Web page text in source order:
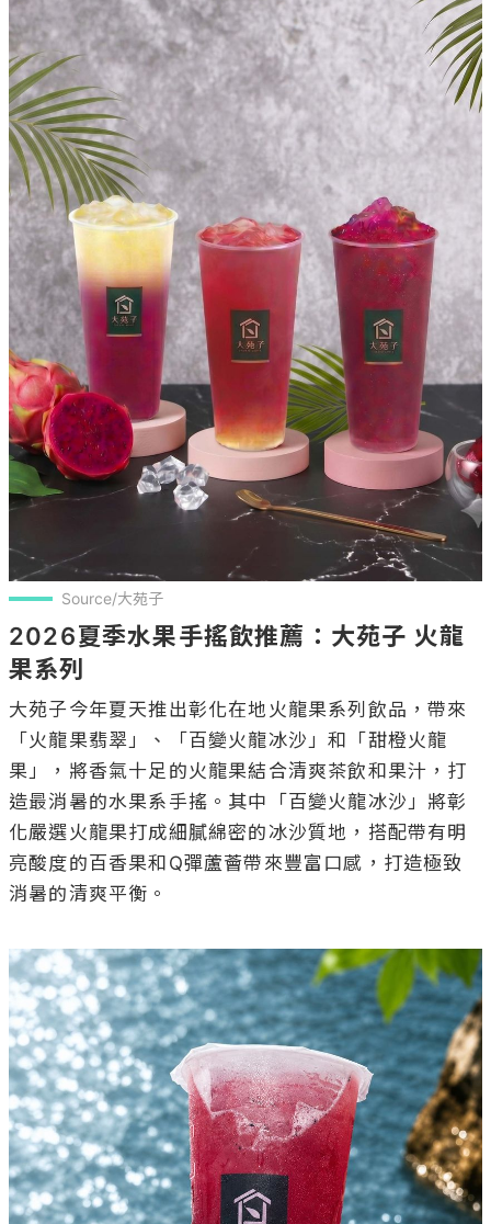
Source/大苑子
2026夏季水果手搖飲推薦：大苑子 火龍
果系列
大苑子今年夏天推出彰化在地火龍果系列飲品，帶來
「火龍果翡翠」、「百變火龍冰沙」和「甜橙火龍
果」，將香氣十足的火龍果結合清爽茶飲和果汁，打
造最消暑的水果系手搖。其中「百變火龍冰沙」將彰
化嚴選火龍果打成細膩綿密的冰沙質地，搭配帶有明
亮酸度的百香果和Q彈蘆薈帶來豐富口感，打造極致
消暑的清爽平衡。